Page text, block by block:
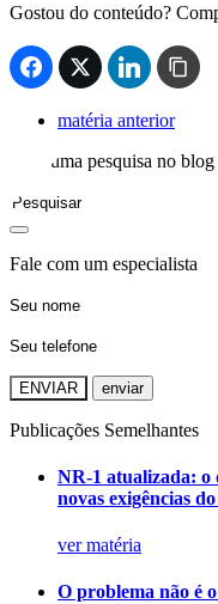
Gostou do conteúdo?
matéria anterior
Faça uma pesquisa no blog
Fale com um especialista
ENVIAR
Publicações Semelhantes
NR-1 atualizada: o
novas exigências
ver matéria
O problema não é